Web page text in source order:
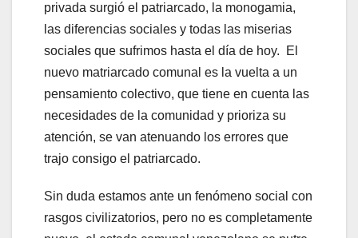
privada surgió el patriarcado, la monogamia,
las diferencias sociales y todas las miserias
sociales que sufrimos hasta el día de hoy. El
nuevo matriarcado comunal es la vuelta a un
pensamiento colectivo, que tiene en cuenta las
necesidades de la comunidad y prioriza su
atención, se van atenuando los errores que
trajo consigo el patriarcado.
Sin duda estamos ante un fenómeno social con
rasgos civilizatorios, pero no es completamente